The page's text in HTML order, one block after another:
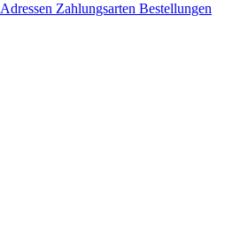
Adressen Zahlungsarten Bestellungen